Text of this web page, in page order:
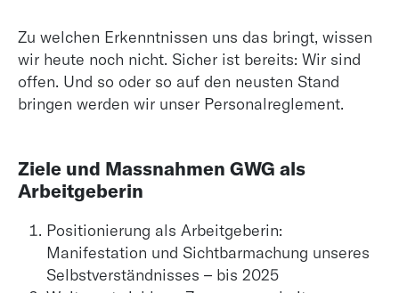
Zu welchen Erkenntnissen uns das bringt, wissen
wir heute noch nicht. Sicher ist bereits: Wir sind
offen. Und so oder so auf den neusten Stand
bringen werden wir unser Personalreglement.
Ziele und Massnahmen GWG als
Arbeitgeberin
Positionierung als Arbeitgeberin:
Manifestation und Sichtbarmachung unseres
Selbstverständnisses – bis 2025